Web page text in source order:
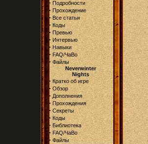
· Подробности
· Прохождение
· Все статьи
· Коды
· Превью
· Интервью
· Навыки
· FAQ/ЧаВо
· Файлы
Neverwinter
Nights
· Кратко об игре
· Обзор
· Дополнения
· Прохождения
· Секреты
· Коды
· Библиотека
· FAQ/ЧаВо
· Файлы